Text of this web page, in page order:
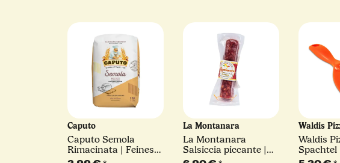
Caputo
Caputo Semola
Rimacinata | Feines
Hartweizengrieß | 1kg
La Montanara
La Montanara
Salsiccia piccante |
180 g
Waldis
Waldis
Spachtel
Breite